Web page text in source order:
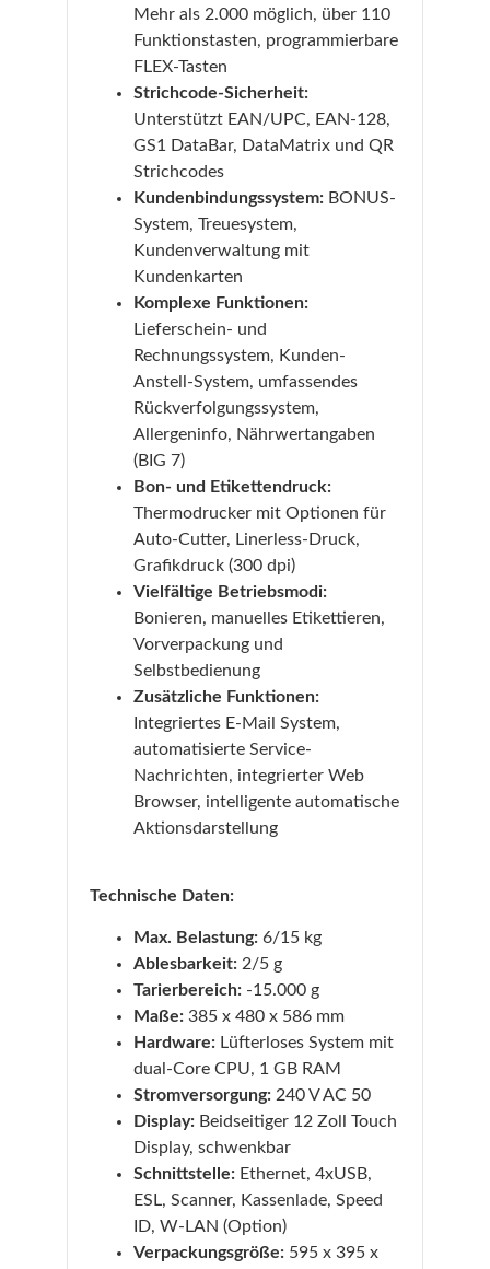
Mehr als 2.000 möglich, über 110
Funktionstasten, programmierbare
FLEX-Tasten
Strichcode-Sicherheit:
Unterstützt EAN/UPC, EAN-128,
GS1 DataBar, DataMatrix und QR
Strichcodes
Kundenbindungssystem:BONUS-
System, Treuesystem,
Kundenverwaltung mit
Kundenkarten
Komplexe Funktionen:
Lieferschein- und
Rechnungssystem, Kunden-
Anstell-System, umfassendes
Rückverfolgungssystem,
Allergeninfo, Nährwertangaben
(BIG 7)
Bon- und Etikettendruck:
Thermodrucker mit Optionen für
Auto-Cutter, Linerless-Druck,
Grafikdruck (300 dpi)
Vielfältige Betriebsmodi:
Bonieren, manuelles Etikettieren,
Vorverpackung und
Selbstbedienung
Zusätzliche Funktionen:
Integriertes E-Mail System,
automatisierte Service-
Nachrichten, integrierter Web
Browser, intelligente automatische
Aktionsdarstellung
Technische Daten:
Max. Belastung:6/15 kg
Ablesbarkeit:2/5 g
Tarierbereich:-15.000 g
Maße:385 x 480 x 586 mm
Hardware:Lüfterloses System mit
dual-Core CPU, 1 GB RAM
Stromversorgung:240 V AC 50
Display:Beidseitiger 12 Zoll Touch
Display, schwenkbar
Schnittstelle:Ethernet, 4xUSB,
ESL, Scanner, Kassenlade, Speed
ID, W-LAN (Option)
Verpackungsgröße:595 x 395 x